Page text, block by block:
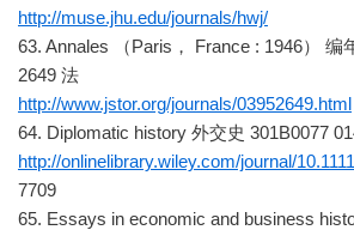
http://muse.jhu.edu/journals/hwj/
63. Annales （Paris， France : 1946） 编
2649 法
http://www.jstor.org/journals/03952649.html
64. Diplomatic history 外交史 301B0077
http://onlinelibrary.wiley.com/journal/
7709
65. Essays in economic and business